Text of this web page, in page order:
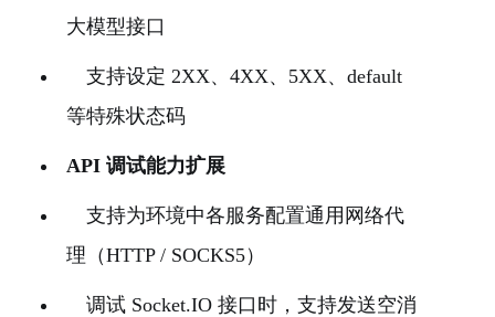
大模型接口
支持设定 2XX、4XX、5XX、default
等特殊状态码
API 调试能力扩展
支持为环境中各服务配置通用网络代
理（HTTP / SOCKS5）
调试 Socket.IO 接口时，支持发送空消